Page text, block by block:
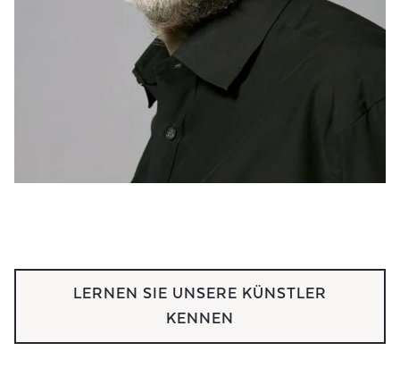
LERNEN SIE UNSERE KÜNSTLER
KENNEN